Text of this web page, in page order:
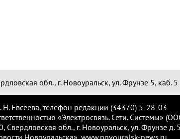
обл., г. Новоуральск, ул. Фрунзе 5, каб. 5
Н. Евсеева, телефон редакции (34370) 5-28-03
«Электросвязь. Сети. Системы»
обл., г. Новоуральск, ул. Фрунзе д. 5